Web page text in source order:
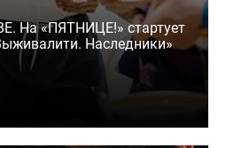
На «ПЯТНИЦЕ!» стартует
Наследники»